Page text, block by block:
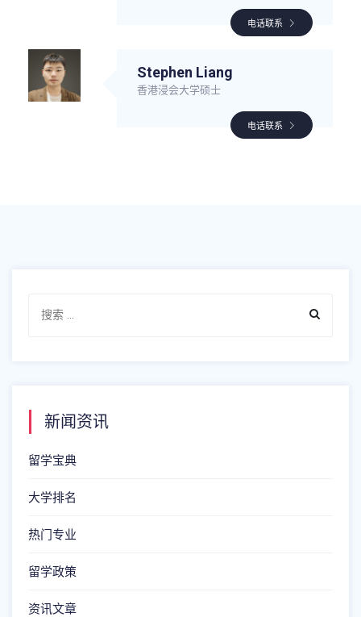
电话联系
Stephen Liang
香港浸会大学硕士
电话联系
新闻资讯
留学宝典
大学排名
热门专业
留学政策
资讯文章